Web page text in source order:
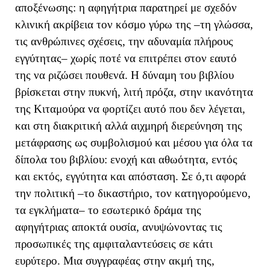
αποξένωσης: η αφηγήτρια παρατηρεί με σχεδόν
κλινική ακρίβεια τον κόσμο γύρω της –τη γλώσσα,
τις ανθρώπινες σχέσεις, την αδυναμία πλήρους
εγγύτητας– χωρίς ποτέ να επιτρέπει στον εαυτό
της να ριζώσει πουθενά. Η δύναμη του βιβλίου
βρίσκεται στην πυκνή, λιτή πρόζα, στην ικανότητα
της Κιταμούρα να φορτίζει αυτό που δεν λέγεται,
και στη διακριτική αλλά αιχμηρή διερεύνηση της
μετάφρασης ως συμβολισμού και μέσου για όλα τα
δίπολα του βιβλίου: ενοχή και αθωότητα, εντός
και εκτός, εγγύτητα και απόσταση. Σε ό,τι αφορά
την πολιτική –το δικαστήριο, τον κατηγορούμενο,
τα εγκλήματα– το εσωτερικό δράμα της
αφηγήτριας αποκτά ουσία, ανυψώνοντας τις
προσωπικές της αμφιταλαντεύσεις σε κάτι
ευρύτερο. Μια συγγραφέας στην ακμή της,